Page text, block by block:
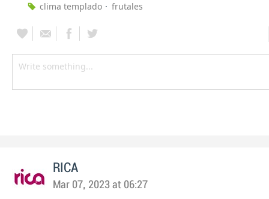
clima templado
frutales
RICA
Mar 07, 2023 at 06:27